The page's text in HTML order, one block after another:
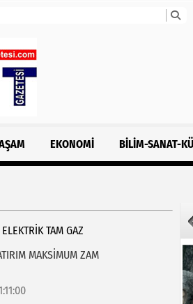
EKONOMI BILIM-SANAT-
TAM GAZ
MAKSİMUM ZAM